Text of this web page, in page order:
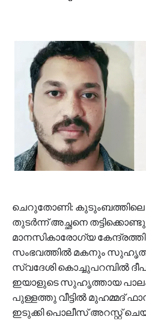
ചെറുതോണി:
തുടര്‍ന്ന് അച്ഛനെ
മാനസികാരോഗ്യ
സംഭവത്തില്‍ മകനും
സ്വദേശി കൊച്ചുപറമ്പില്‍
ഇയാളുടെ സുഹൃത്തായ
പുള്ളത്തു വീട്ടില്‍ മുഹമ്മദ്
ഇടുക്കി പൊലീസ് അറസ്റ്റ്